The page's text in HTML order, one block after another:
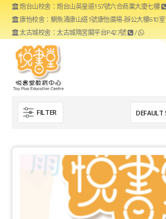
炮台山校舍：炮台山英皇道157號六合商業大廈七樓
康怡校舍：鰂魚涌康山道1號康怡廣場-辦公大樓610室
太古城校舍：太古城隋宮閣平台P427號
/
FILTER